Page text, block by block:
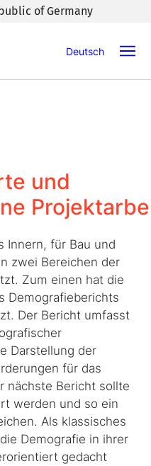
of Germany
Deutsch
und
Innern, für Bau und
zwei Bereichen der
Zum einen hat die
Demografieberichts
Der Bericht umfasst
Darstellung der
für das
nächste Bericht sollte
werden und so ein
Als klassisches
Demografie in ihrer
gedacht